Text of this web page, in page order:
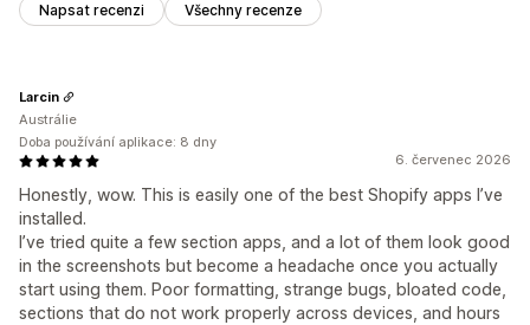
Napsat recenzi Všechny recenze
6. červenec 2026
Honestly, wow. This is easily one of the best Shopify apps I’ve
installed.
I’ve tried quite a few section apps, and a lot of them look good
in the screenshots but become a headache once you actually
start using them. Poor formatting, strange bugs, bloated code,
sections that do not work properly across devices, and hours
Larcin
Austrálie
Doba používání aplikace: 8 dny